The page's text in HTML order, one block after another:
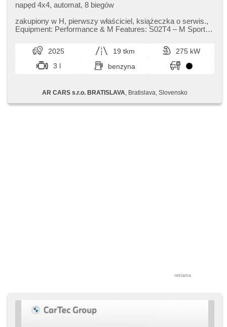
napęd 4x4, automat, 8 biegów
zakupiony w H,​ pierwszy właściciel,​ książeczka o serwis.,​
Equipment: Performance & M Features: S02T4 – M Sport
2025 19 tkm
275 kW
3 l
benzyna
AR CARS s.r.o. BRATISLAVA , Bratislava, Slovensko
reklama